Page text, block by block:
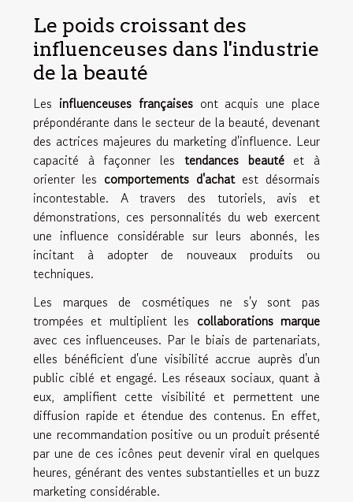
Le poids croissant des
influenceuses dans l'industrie
de la beauté
Les influenceuses françaisesont acquis une place
prépondérante dans le secteur de la beauté, devenant
des actrices majeures du marketing d'influence. Leur
capacité à façonner les tendances beautéet à
orienter les comportements d'achatest désormais
incontestable. A travers des tutoriels, avis et
démonstrations, ces personnalités du web exercent
une influence considérable sur leurs abonnés, les
incitant à adopter de nouveaux produits ou
techniques.
Les marques de cosmétiques ne s'y sont pas
trompées et multiplient les collaborations marque
avec ces influenceuses. Par le biais de partenariats,
elles bénéficient d'une visibilité accrue auprès d'un
public ciblé et engagé. Les réseaux sociaux, quant à
eux, amplifient cette visibilité et permettent une
diffusion rapide et étendue des contenus. En effet,
une recommandation positive ou un produit présenté
par une de ces icônes peut devenir viral en quelques
heures, générant des ventes substantielles et un buzz
marketing considérable.